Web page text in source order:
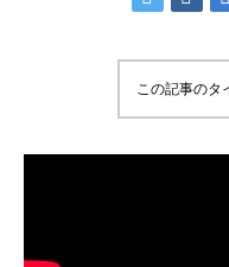
この記事のタ